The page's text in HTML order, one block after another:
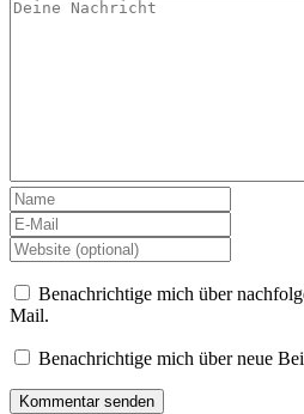
Benachrichtige mich über
Mail.
Benachrichtige mich über neue